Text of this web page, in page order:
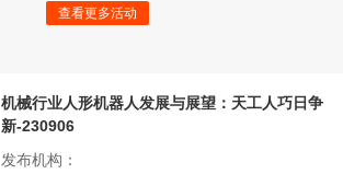
查看更多活动
机械行业人形机器人发展与展望：天工人巧日争
新-230906
发布机构：